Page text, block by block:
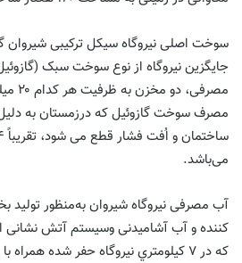
ﺳﻮﺧﺖ اﺻﻠﯽ ﻧﯿﺮوﮔﺎه ﺳﯿﮑﻞ ﺗﺮﮐﯿﺒﯽ
ﺟﺎﯾﮕﺰﯾﻦ ﻧﯿﺮوﮔﺎه از ﻧﻮع ﺳﻮﺧﺖ ﺳﺒﮏ
ﻣﺼﺮف ﺳﻮﺧﺖ ﮔﺎزوﺋﯿﻞ ﮐﻪ درزﻣﺴﺘﺎن ﺑﻪ
می‌باشد.
آب ﻣﺼﺮﻓﯽ ﻧﯿﺮوﮔﺎه ﺷﯿﺮوان به‌منظور
ﮐﻪ در ۷ ﮐﯿﻠﻮﻣﺘﺮي ﻧﯿﺮوﮔﺎه ﺣﻔﺮ ﺷﺪه